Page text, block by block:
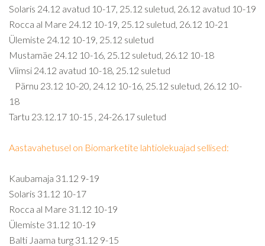
Solaris 24.12 avatud 10-17, 25.12 suletud, 26.12 avatud 10-19
Rocca al Mare 24.12 10-19, 25.12 suletud, 26.12 10-21
Ülemiste 24.12 10-19, 25.12 suletud
Mustamäe 24.12 10-16, 25.12 suletud, 26.12 10-18
Viimsi 24.12 avatud 10-18, 25.12 suletud
Pärnu 23.12 10-20, 24.12 10-16, 25.12 suletud, 26.12 10-
18
Tartu 23.12.17 10-15 , 24-26.17 suletud
Aastavahetusel on Biomarketite lahtiolekuajad sellised:
Kaubamaja 31.12 9-19
Solaris 31.12 10-17
Rocca al Mare 31.12 10-19
Ülemiste 31.12 10-19
Balti Jaama turg 31.12 9-15